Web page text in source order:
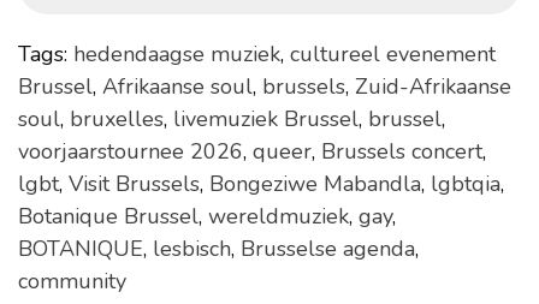
Tags: hedendaagse muziek, cultureel evenement
Brussel, Afrikaanse soul, brussels, Zuid-Afrikaanse
soul, bruxelles, livemuziek Brussel, brussel,
voorjaarstournee 2026, queer, Brussels concert,
lgbt, Visit Brussels, Bongeziwe Mabandla, lgbtqia,
Botanique Brussel, wereldmuziek, gay,
BOTANIQUE, lesbisch, Brusselse agenda,
community